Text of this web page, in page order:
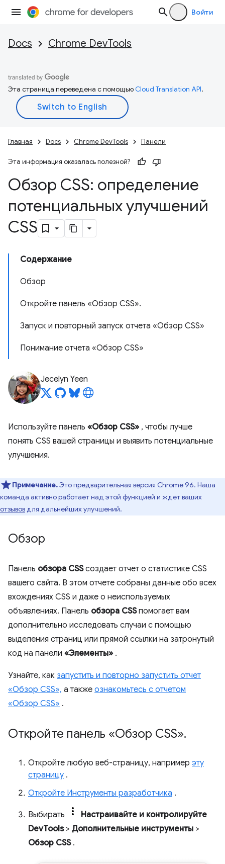
Войти
Docs Chrome DevTools
Эта страница переведена с помощьюCloud Translation API.
Главная Docs Chrome DevTools Панели
Эта информация оказалась полезной?
Обзор CSS: определение
потенциальных улучшений
CSS
Содержание
Обзор
Откройте панель «Обзор CSS».
Запуск и повторный запуск отчета «Обзор CSS»
Понимание отчета «Обзор CSS»
Jecelyn Yeen
Используйте панель «Обзор CSS» , чтобы лучше
понять CSS вашей страницы и выявить потенциальные
улучшения.
Примечание.Это предварительная версия Chrome 96. Наша
команда активно работает над этой функцией и ждет ваших
отзывовдля дальнейших улучшений.
Обзор
Панель обзора CSSсоздает отчет о статистике CSS
вашего сайта. В этом отчете собраны данные обо всех
вхождениях CSS и даже о неиспользуемых
объявлениях. Панель обзора CSSпомогает вам
дополнительно исследовать случаи с помощью
выделения страниц или прямой ссылки на затронутый
код на панели «Элементы» .
Узнайте, как запустить и повторно запустить отчет
«Обзор CSS», а также ознакомьтесь с отчетом
«Обзор CSS» .
Откройте панель «Обзор CSS».
Откройте любую веб-страницу, например эту
страницу .
Откройте Инструменты разработчика .
Выбирать
Настраивайте и контролируйте
DevTools> Дополнительные инструменты >
Обзор CSS.